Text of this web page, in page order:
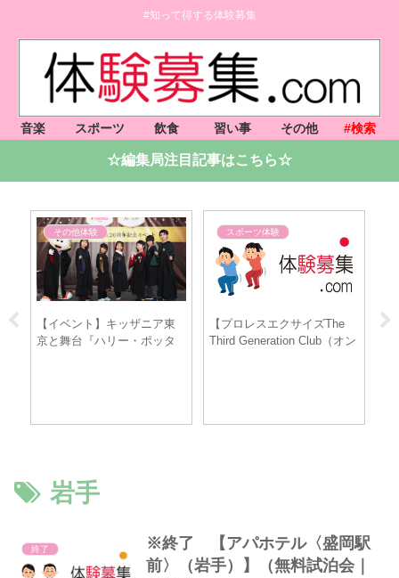
#知って得する体験募集
音楽 スポーツ 飲食 習い事 その他 #検索
☆編集局注目記事はこちら☆
その他体験
【イベント】キッザニア東
京と舞台『ハリー・ポッタ
スポーツ体験
【プロレスエクサイズThe
Third Generation Club（オン
☆
岩手
終了
※終了 【アパホテル〈盛岡駅
前〉（岩手）】（無料試泊会｜